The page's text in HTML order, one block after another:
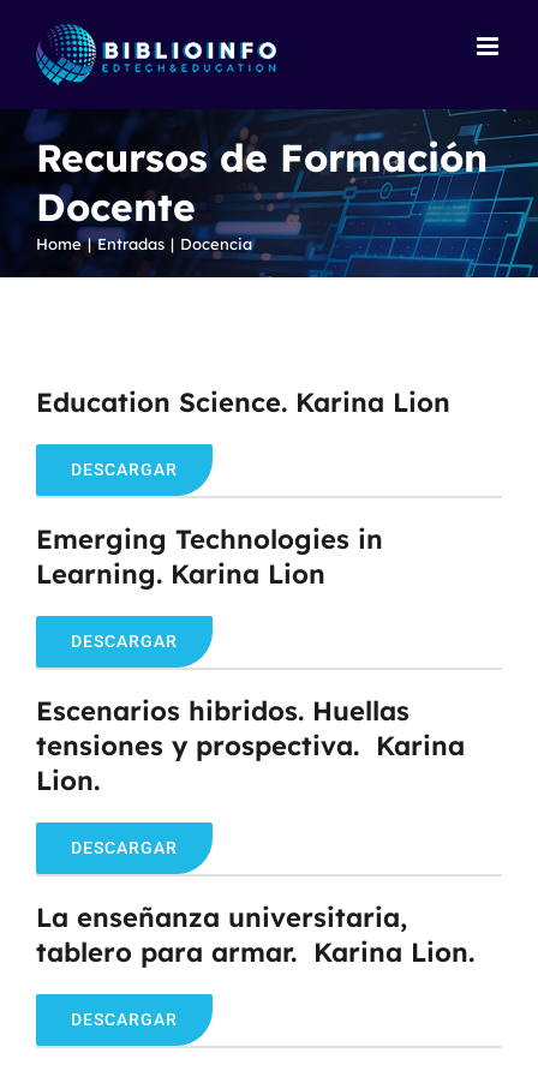
content
Recursos de Formación
Docente
Home Entradas Docencia
Education Science. Karina Lion
DESCARGAR
Emerging Technologies in
Learning. Karina Lion
DESCARGAR
Escenarios hibridos. Huellas
tensiones y prospectiva. Karina
Lion.
DESCARGAR
La enseñanza universitaria,
tablero para armar. Karina Lion.
DESCARGAR